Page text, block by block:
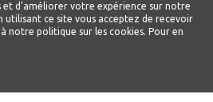
d'améliorer votre expérience sur notre
utilisant ce site vous acceptez de recevoir
notre politique sur les cookies. Pour en